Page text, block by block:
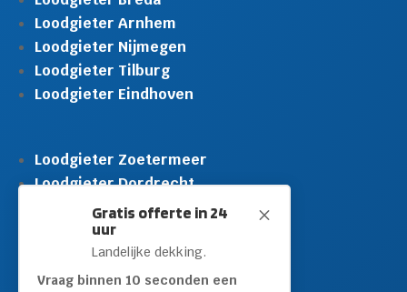
M
Gratis offerte in 24
uur
Landelijke dekking.
Vraag binnen 10 seconden een
Loodgieter Arnhem
Loodgieter Nijmegen
Loodgieter Tilburg
Loodgieter Eindhoven
Loodgieter Zoetermeer
Loodgieter Dordrecht
Loodgieter Rijswijk
Loodgieter Schiedam
Loodgieter Leidschendam
Loodgieter Hilversum